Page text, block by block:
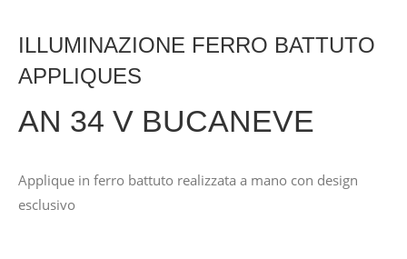
ILLUMINAZIONE FERRO BATTUTO
APPLIQUES
AN 34 V BUCANEVE
Applique in ferro battuto realizzata a mano con design
esclusivo